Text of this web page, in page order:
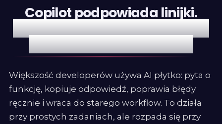
Copilot podpowiada linijki.
Claude Code może prowadzić
pracę w całym projekcie.
Większość developerów używa AI płytko: pyta o
funkcję, kopiuje odpowiedź, poprawia błędy
ręcznie i wraca do starego workflow. To działa
przy prostych zadaniach, ale rozpada się przy